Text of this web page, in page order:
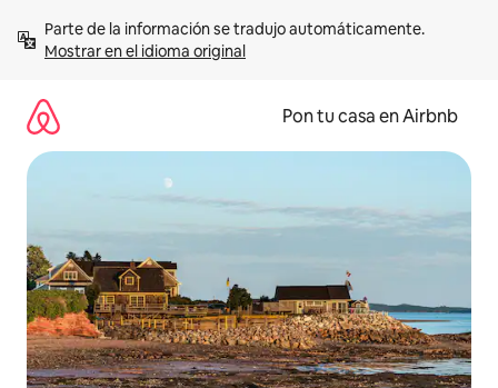
contenidoMostrar en el idioma original
Pon tu casa en Airbnb